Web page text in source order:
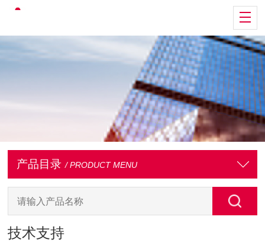
产品目录 / PRODUCT MENU
技术支持